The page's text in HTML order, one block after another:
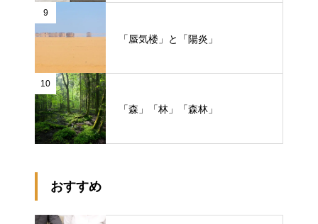
9
「蜃気楼」と「陽炎」
10
「森」「林」「森林」
おすすめ